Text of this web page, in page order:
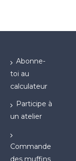
Abonne-
toi au
calculateur
Participe à
un atelier
Commande
des muffins